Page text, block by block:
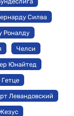
Силва
Роналду
Челси
Юнайтед
Левандовский